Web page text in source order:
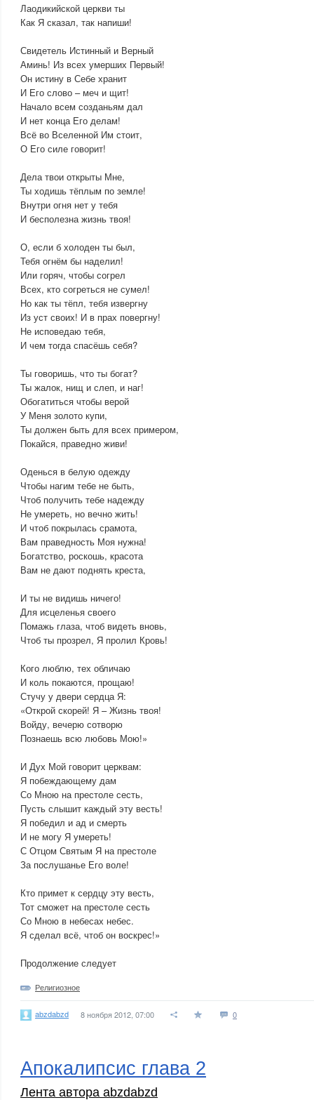
Лаодикийской церкви ты
Как Я сказал, так напиши!
Свидетель Истинный и Верный
Аминь! Из всех умерших Первый!
Он истину в Себе хранит
И Его слово – меч и щит!
Начало всем созданьям дал
И нет конца Его делам!
Всё во Вселенной Им стоит,
О Его силе говорит!
Дела твои открыты Мне,
Ты ходишь тёплым по земле!
Внутри огня нет у тебя
И бесполезна жизнь твоя!
О, если б холоден ты был,
Тебя огнём бы наделил!
Или горяч, чтобы согрел
Всех, кто согреться не сумел!
Но как ты тёпл, тебя извергну
Из уст своих! И в прах повергну!
Не исповедаю тебя,
И чем тогда спасёшь себя?
Ты говоришь, что ты богат?
Ты жалок, нищ и слеп, и наг!
Обогатиться чтобы верой
У Меня золото купи,
Ты должен быть для всех примером,
Покайся, праведно живи!
Оденься в белую одежду
Чтобы нагим тебе не быть,
Чтоб получить тебе надежду
Не умереть, но вечно жить!
И чтоб покрылась срамота,
Вам праведность Моя нужна!
Богатство, роскошь, красота
Вам не дают поднять креста,
И ты не видишь ничего!
Для исцеленья своего
Помажь глаза, чтоб видеть вновь,
Чтоб ты прозрел, Я пролил Кровь!
Кого люблю, тех обличаю
И коль покаются, прощаю!
Стучу у двери сердца Я:
«Открой скорей! Я – Жизнь твоя!
Войду, вечерю сотворю
Познаешь всю любовь Мою!»
И Дух Мой говорит церквам:
Я побеждающему дам
Со Мною на престоле сесть,
Пусть слышит каждый эту весть!
Я победил и ад и смерть
И не могу Я умереть!
С Отцом Святым Я на престоле
За послушанье Его воле!
Кто примет к сердцу эту весть,
Тот сможет на престоле сесть
Со Мною в небесах небес.
Я сделал всё, чтоб он воскрес!»
Продолжение следует
Религиозное
abzdabzd 8 ноября 2012, 07:00 0
Апокалипсис глава 2
Лента автора abzdabzd